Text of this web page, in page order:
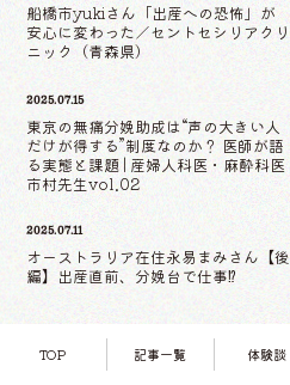
TOP 記事一覧 体験談
船橋市yukiさん「出産への恐怖」が
安心に変わった／セントセシリアクリ
ニック（青森県）
2025.07.15
東京の無痛分娩助成は“声の大きい人
だけが得する”制度なのか？ 医師が語
る実態と課題 | 産婦人科医・麻酔科医
市村先生vol.02
2025.07.11
オーストラリア在住永易まみさん【後
編】出産直前、分娩台で仕事⁉
神奈川 R.Eさん 第3子で初の無痛分娩